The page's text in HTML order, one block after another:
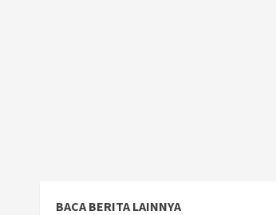
BACA BERITA LAINNYA